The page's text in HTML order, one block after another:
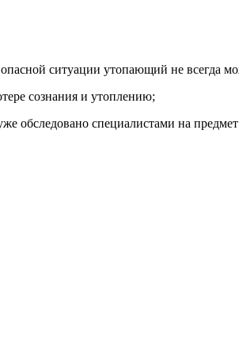
ситуации утопающий не всегда
сознания и утоплению;
обследовано специалистами на